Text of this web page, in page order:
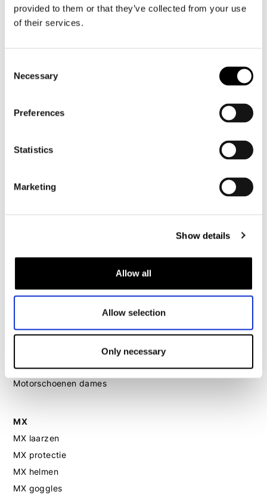
provided to them or that they’ve collected from your use
of their services.
Selection
Necessary
Preferences
Statistics
Marketing
Show details
Allow all
Allow selection
Only necessary
Motorjeans heren
Motorhoodie heren
Motorlaarzen heren
Motorkleding dames
Motorjeans dames
Motorhandschoenen dames
Motorlaarzen dames
Motorschoenen dames
MX
MX laarzen
MX protectie
MX helmen
MX goggles